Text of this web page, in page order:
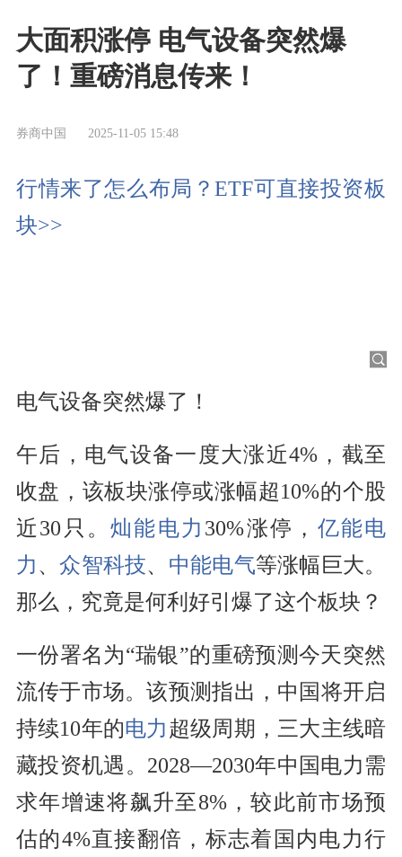
大面积涨停 电气设备突然爆
了！重磅消息传来！
券商中国 2025-11-05 15:48
行情来了怎么布局？ETF可直接投资板
块>>
电气设备突然爆了！
午后，电气设备一度大涨近4%，截至
收盘，该板块涨停或涨幅超10%的个股
近30只。灿能电力 30%涨停， 亿能电
力、众智科技、 中能电气等涨幅巨大。
那么，究竟是何利好引爆了这个板块？
一份署名为“瑞银”的重磅预测今天突然
流传于市场。该预测指出，中国将开启
持续10年的电力超级周期，三大主线暗
藏投资机遇。2028—2030年中国电力需
求年增速将飙升至8%，较此前市场预
估的4%直接翻倍，标志着国内电力行